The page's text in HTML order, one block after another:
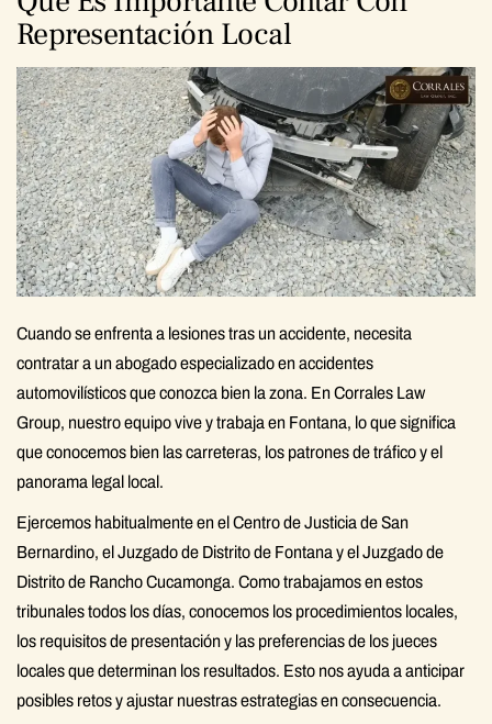
Representación Local
Cuando se enfrenta a lesiones tras un accidente, necesita
contratar a un abogado especializado en accidentes
automovilísticos que conozca bien la zona. En Corrales Law
Group, nuestro equipo vive y trabaja en Fontana, lo que significa
que conocemos bien las carreteras, los patrones de tráfico y el
panorama legal local.
Ejercemos habitualmente en el Centro de Justicia de San
Bernardino, el Juzgado de Distrito de Fontana y el Juzgado de
Distrito de Rancho Cucamonga. Como trabajamos en estos
tribunales todos los días, conocemos los procedimientos locales,
los requisitos de presentación y las preferencias de los jueces
locales que determinan los resultados. Esto nos ayuda a anticipar
posibles retos y ajustar nuestras estrategias en consecuencia.